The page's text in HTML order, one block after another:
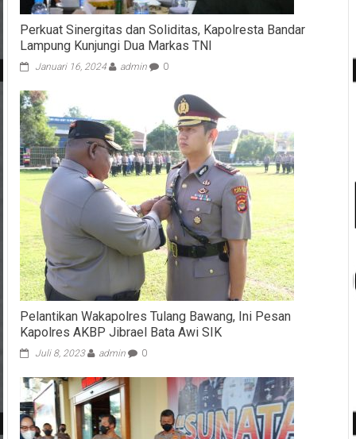
Perkuat Sinergitas dan Soliditas, Kapolresta Bandar
Lampung Kunjungi Dua Markas TNI
Januari 16, 2024 admin 0
Pelantikan Wakapolres Tulang Bawang, Ini Pesan
Kapolres AKBP Jibrael Bata Awi SIK
Juli 8, 2023 admin 0